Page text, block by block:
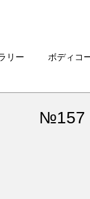
リー ボディコ
№157